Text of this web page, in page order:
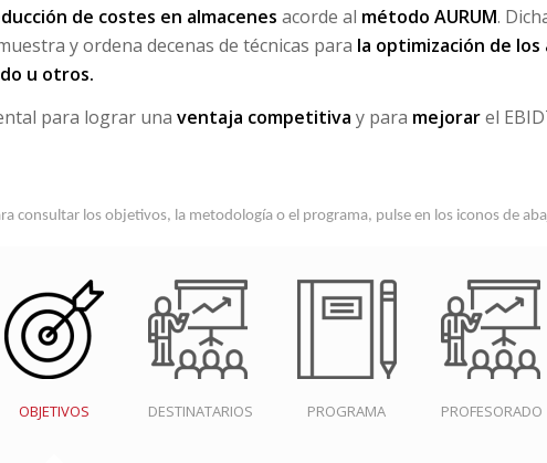
de costes en almacenes acorde al método AURUM.
y ordena decenas de técnicas para la optimización de los
u otros.
para lograr una ventaja competitiva y para mejorarel
consultar los objetivos, la metodología o el programa, pulse en los iconos de
OBJETIVOS DESTINATARIOS PROGRAMA PROFESORADO